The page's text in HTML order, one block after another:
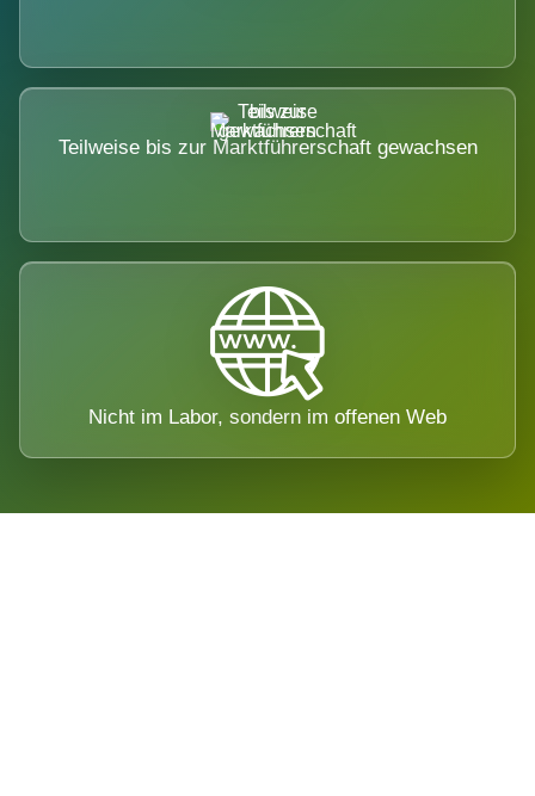
Teilweise bis zur Marktführerschaft gewachsen
Nicht im Labor, sondern im offenen Web